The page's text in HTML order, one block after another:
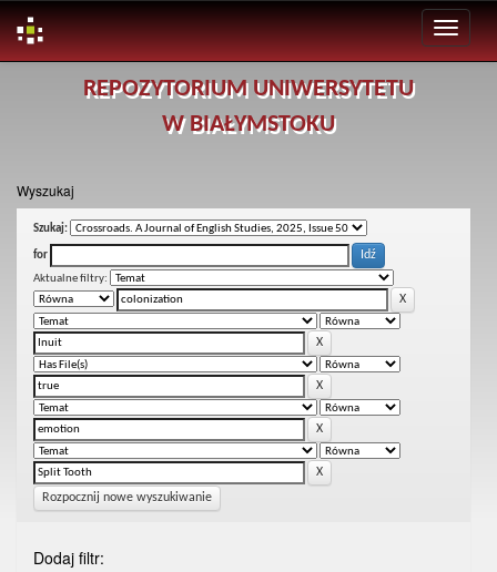
REPOZYTORIUM UNIWERSYTETU
W BIAŁYMSTOKU
Wyszukaj
Szukaj:
for
Aktualne filtry:
Rozpocznij nowe wyszukiwanie
Dodaj filtr: